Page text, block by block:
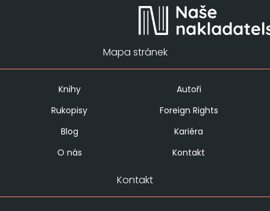
Mapa stránek
Knihy
Autoři
Rukopisy
Foreign Rights
Blog
Kariéra
O nás
Kontakt
Kontakt